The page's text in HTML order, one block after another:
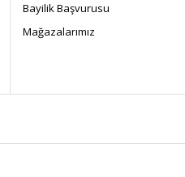
Bayilik Başvurusu
Mağazalarımız